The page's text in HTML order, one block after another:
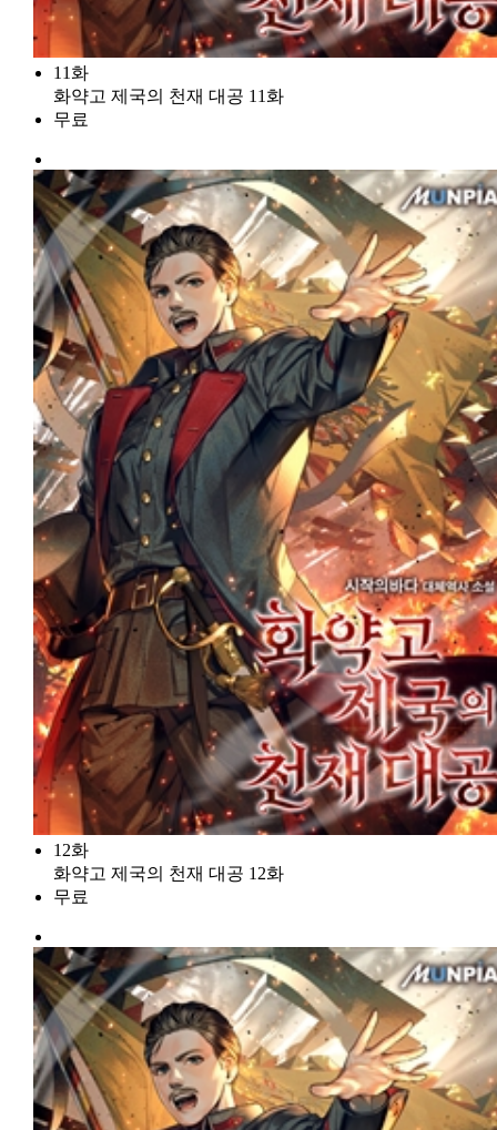
11화
화약고 제국의 천재 대공 11화
무료
12화
화약고 제국의 천재 대공 12화
무료